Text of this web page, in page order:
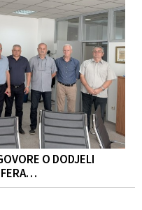
O DODJELI